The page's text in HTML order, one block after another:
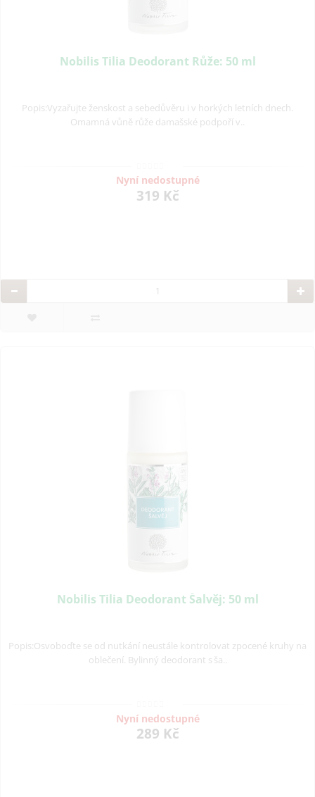
Nobilis Tilia Deodorant Růže: 50 ml
Popis:Vyzařujte ženskost a sebedůvěru i v horkých letních dnech.
Omamná vůně růže damašské podpoří v..
Nyní nedostupné
319 Kč
Nobilis Tilia Deodorant Šalvěj: 50 ml
Popis:Osvoboďte se od nutkání neustále kontrolovat zpocené kruhy na
oblečení. Bylinný deodorant s ša..
Nyní nedostupné
289 Kč